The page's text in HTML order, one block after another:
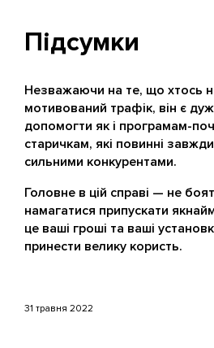
Підсумки
Незважаючи на те, що хтось
мотивований трафік, він є
допомогти як і програмам-
старичкам, які повинні
сильними конкурентами.
Головне в цій справі — не
намагатися припускати
це ваші гроші та ваші
принести велику користь.
31 травня 2022